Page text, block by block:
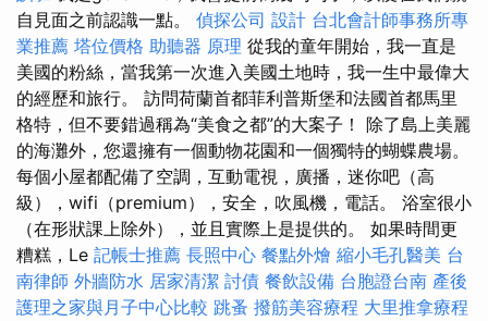
自見面之前認識一點。 偵探公司 設計 台北會計師事務所專
業推薦 塔位價格 助聽器 原理 從我的童年開始，我一直是
美國的粉絲，當我第一次進入美國土地時，我一生中最偉大
的經歷和旅行。 訪問荷蘭首都菲利普斯堡和法國首都馬里
格特，但不要錯過稱為“美食之都”的大案子！ 除了島上美麗
的海灘外，您還擁有一個動物花園和一個獨特的蝴蝶農場。
每個小屋都配備了空調，互動電視，廣播，迷你吧（高
級），wifi（premium），安全，吹風機，電話。 浴室很小
（在形狀課上除外），並且實際上是提供的。 如果時間更
糟糕，Le 記帳士推薦 長照中心 餐點外燴 縮小毛孔醫美 台
南律師 外牆防水 居家清潔 討債 餐飲設備 台胞證台南 產後
護理之家與月子中心比較 跳蚤 撥筋美容療程 大里推拿療程